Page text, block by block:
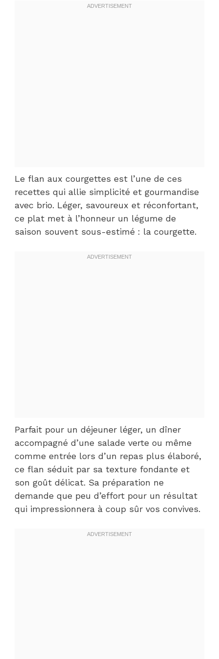
Le flan aux courgettes est l’une de ces
recettes qui allie simplicité et gourmandise
avec brio. Léger, savoureux et réconfortant,
ce plat met à l’honneur un légume de
saison souvent sous-estimé : la courgette.
Parfait pour un déjeuner léger, un dîner
accompagné d’une salade verte ou même
comme entrée lors d’un repas plus élaboré,
ce flan séduit par sa texture fondante et
son goût délicat. Sa préparation ne
demande que peu d’effort pour un résultat
qui impressionnera à coup sûr vos convives.